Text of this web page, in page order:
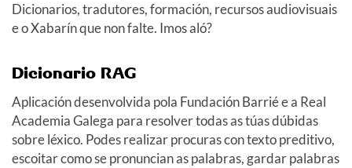
Dicionarios, tradutores, formación, recursos audiovisuais
e o Xabarín que non falte. Imos aló?
Dicionario RAG
Aplicación desenvolvida pola Fundación Barrié e a Real
Academia Galega para resolver todas as túas dúbidas
sobre léxico. Podes realizar procuras con texto preditivo,
escoitar como se pronuncian as palabras, gardar palabras